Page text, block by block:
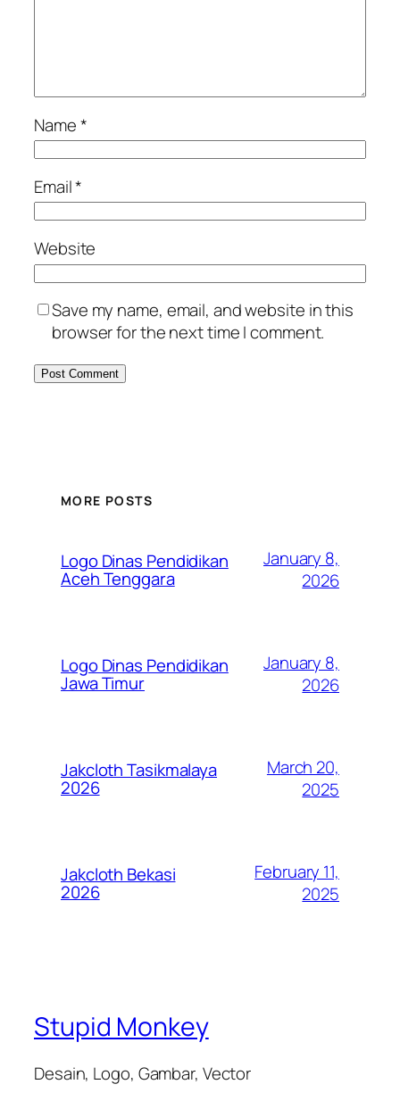
Name*
Email*
Website
Save my name, email, and website in this
browser for the next time I comment.
MORE POSTS
Logo Dinas Pendidikan
Aceh Tenggara
January 8,
2026
Logo Dinas Pendidikan
Jawa Timur
January 8,
2026
Jakcloth Tasikmalaya
2026
March 20,
2025
Jakcloth Bekasi
2026
February 11,
2025
Stupid Monkey
Desain, Logo, Gambar, Vector